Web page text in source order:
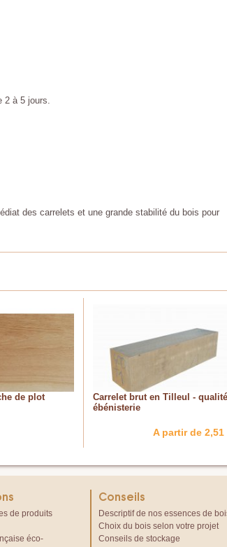
à 5 jours.
des carrelets et une grande stabilité du bois pour
de plot
Carrelet brut en Tilleul - qualité
ébénisterie
A partir de 2,51
de produits
éco-
Conseils
Descriptif de nos essences de
Choix du bois selon votre projet
Conseils de stockage